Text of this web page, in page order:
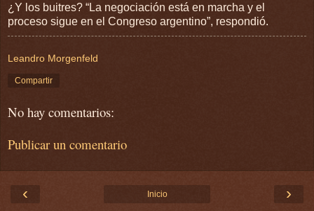
¿Y los buitres? “La negociación está en marcha y el
proceso sigue en el Congreso argentino”, respondió.
Leandro Morgenfeld
Compartir
No hay comentarios:
Publicar un comentario
‹ ›
Inicio